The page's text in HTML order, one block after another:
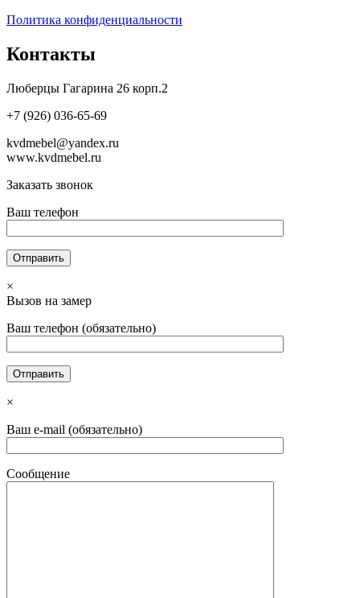
Политика конфиденциальности
Контакты
Люберцы Гагарина 26 корп.2
+7 (926) 036-65-69
kvdmebel@yandex.ru
www.kvdmebel.ru
Заказать звонок
Ваш телефон
×
Вызов на замер
Ваш телефон (обязательно)
×
Ваш e-mail (обязательно)
Сообщение